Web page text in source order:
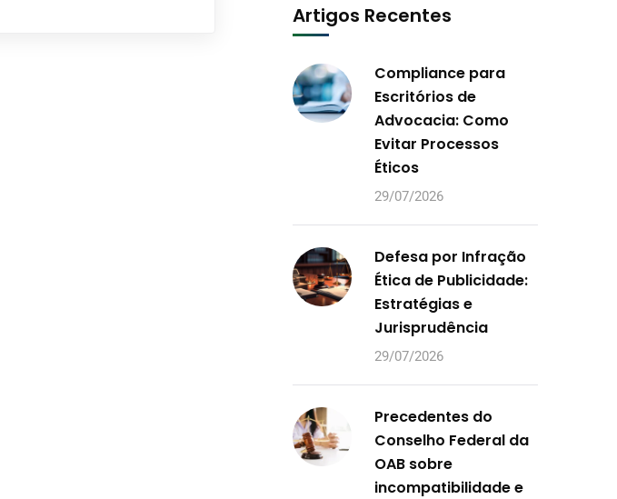
Artigos Recentes
Compliance para
Escritórios de
Advocacia: Como
Evitar Processos
Éticos
29/07/2026
Defesa por Infração
Ética de Publicidade:
Estratégias e
Jurisprudência
29/07/2026
Precedentes do
Conselho Federal da
OAB sobre
incompatibilidade e